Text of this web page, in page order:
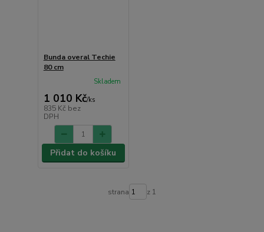
Bunda overal Techie
80 cm
1 010 Kč/ks
835 Kč bez
DPH
Skladem
Přidat do košíku
strana z 1